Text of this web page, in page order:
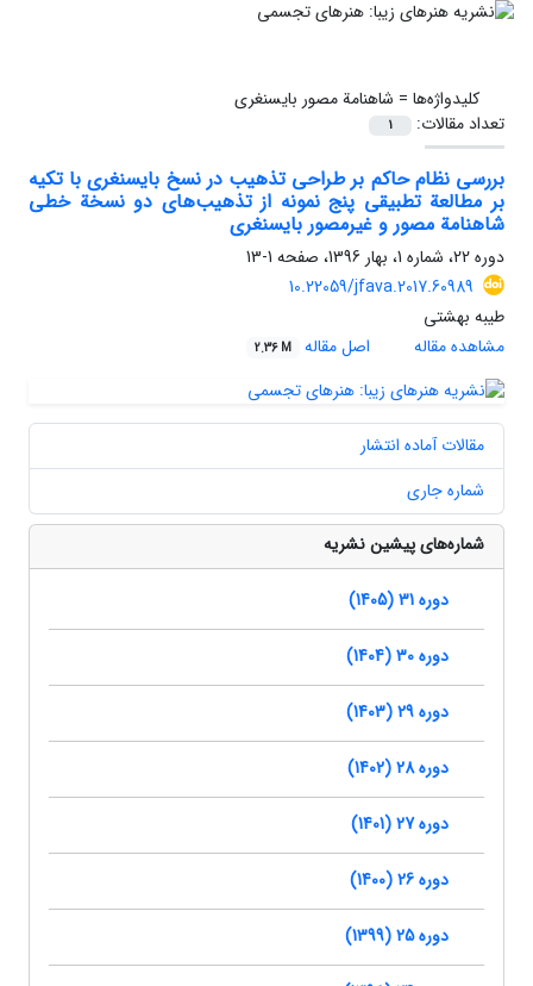
کلیدواژه‌ها = شاهنامة مصور بایسنغری
تعداد مقالات:
1
بررسی نظام حاکم بر طراحی تذهیب در نسخ بایسنغری با تکیه
بر مطالعة تطبیقی پنج نمونه از تذهیب‌های دو نسخة خطی
شاهنامة مصور و غیرمصور بایسنغری
دوره 22، شماره 1، بهار 1396، صفحه
1-13
10.22059/jfava.2017.60989
طیبه بهشتی
مشاهده مقاله
اصل مقاله 2.36 M
مقالات آماده انتشار
شماره جاری
شماره‌های پیشین نشریه
دوره 31 (1405)
دوره 30 (1404)
دوره 29 (1403)
دوره 28 (1402)
دوره 27 (1401)
دوره 26 (1400)
دوره 25 (1399)